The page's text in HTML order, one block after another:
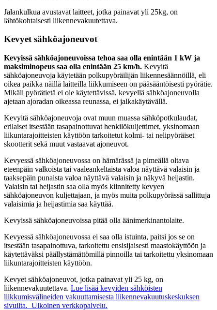
Jalankulkua avustavat laitteet, jotka painavat yli 25kg, on
lähtökohtaisesti liikennevakuutettava.
Kevyet sähköajoneuvot
Kevyissä sähköajoneuvoissa tehoa saa olla enintään 1 kW ja
maksiminopeus saa olla enintään 25 km/h. Kevyitä
sähköajoneuvoja käytetään polkupyöräilijän liikennesäännöillä, eli
oikea paikka näillä laitteilla liikkumiseen on pääsääntöisesti pyörätie.
Mikäli pyörätietä ei ole käytettävissä, kevyellä sähköajoneuvolla
ajetaan ajoradan oikeassa reunassa, ei jalkakäytävällä.
Kevyitä sähköajoneuvoja ovat muun muassa sähköpotkulaudat,
erilaiset itsestään tasapainottuvat henkilökuljettimet, yksinomaan
liikuntarajoitteisten käyttöön tarkoitetut kolmi- tai nelipyöräiset
skootterit sekä muut vastaavat ajoneuvot.
Kevyessä sähköajoneuvossa on hämärässä ja pimeällä oltava
eteenpäin valkoista tai vaaleankeltaista valoa näyttävä valaisin ja
taaksepäin punaista valoa näyttävä valaisin ja näkyvä heijastin.
Valaisin tai heijastin saa olla myös kiinnitetty kevyen
sähköajoneuvon kuljettajaan, ja myös muita polkupyörässä sallittuja
valaisimia ja heijastimia saa käyttää.
Kevyissä sähköajoneuvoissa pitää olla äänimerkinantolaite.
Kevyessä sähköajoneuvossa ei saa olla istuinta, paitsi jos se on
itsestään tasapainottuva, tarkoitettu ensisijaisesti maastokäyttöön ja
käytettäväksi päällystämättömillä pinnoilla tai tarkoitettu yksinomaan
liikuntarajoitteisten käyttöön.
Kevyet sähköajoneuvot, jotka painavat yli 25 kg, on
liikennevakuutettava. Lue lisää kevyiden sähköisten
liikkumisvälineiden vakuuttamisesta liikennevakuutuskeskuksen
sivuilta. Ulkoinen verkkopalvelu.